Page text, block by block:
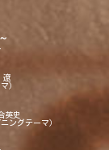
遼
）
英史
ングテーマ）